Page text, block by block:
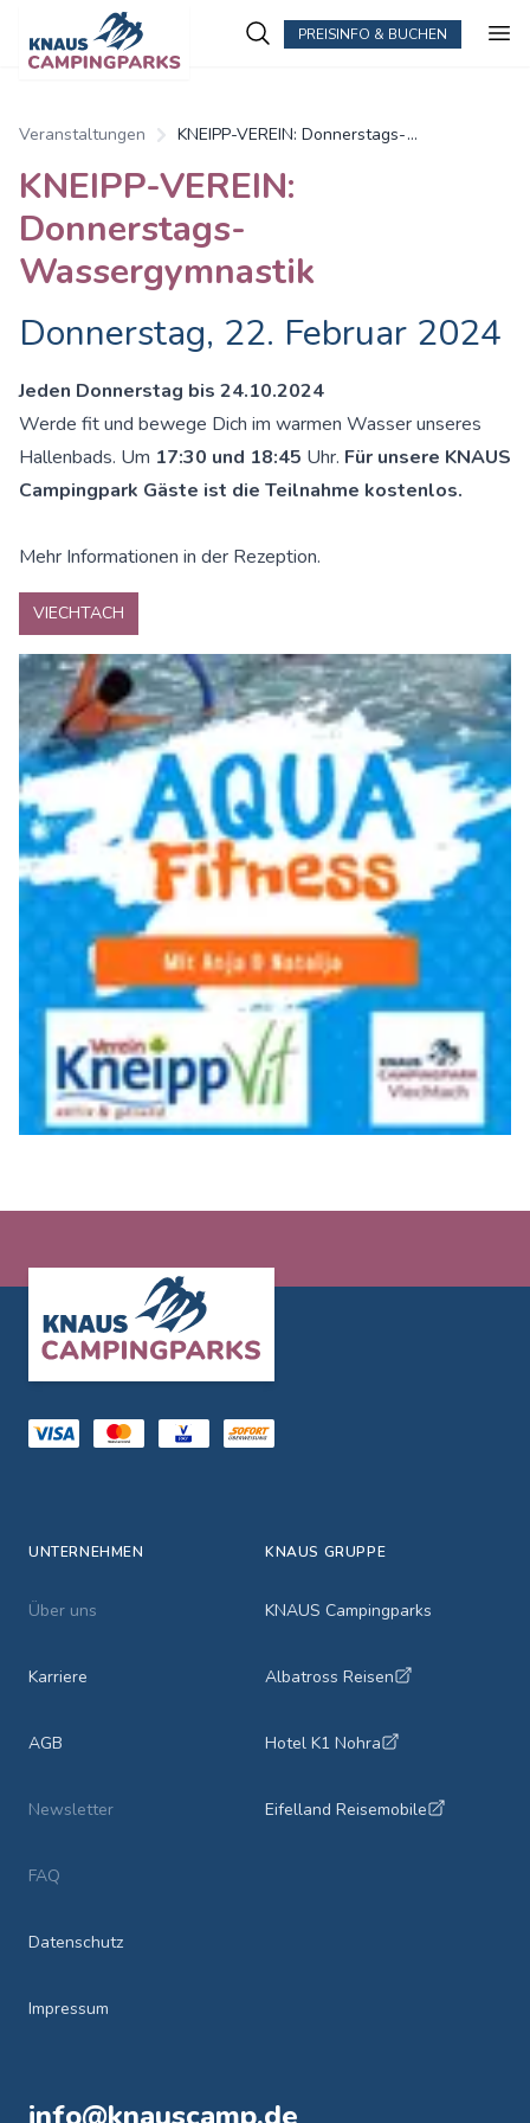
PREISINFO & BUCHEN
Veranstaltungen
KNEIPP-VEREIN: Donnerstags-
KNEIPP-VEREIN:
Donnerstags-
Wassergymnastik
Donnerstag, 22. Februar 2024
Jeden Donnerstag bis 24.10.2024
Werde fit und bewege Dich im warmen Wasser unseres
Hallenbads. Um 17:30 und 18:45 Uhr. Für unsere KNAUS
Campingpark Gäste ist die Teilnahme kostenlos.
Mehr Informationen in der Rezeption.
VIECHTACH
UNTERNEHMEN
Über uns
Karriere
AGB
Newsletter
FAQ
Datenschutz
Impressum
KNAUS GRUPPE
KNAUS Campingparks
Albatross Reisen
Hotel K1 Nohra
Eifelland Reisemobile